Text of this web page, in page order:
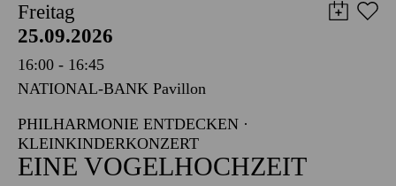
Freitag
25.09.2026
16:00 - 16:45
NATIONAL-BANK Pavillon
PHILHARMONIE ENTDECKEN ·
KLEINKINDERKONZERT
EINE VOGELHOCHZEIT